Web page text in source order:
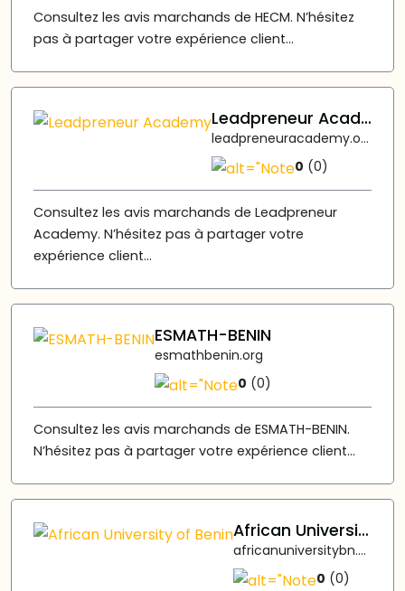
Consultez les avis marchands de HECM. N’hésitez
pas à partager votre expérience client...
Leadpreneur Academy
leadpreneuracademy.org
0 (0)
Consultez les avis marchands de Leadpreneur
Academy. N’hésitez pas à partager votre
expérience client...
ESMATH-BENIN
esmathbenin.org
0 (0)
Consultez les avis marchands de ESMATH-BENIN.
N’hésitez pas à partager votre expérience client...
African University of Benin
africanuniversitybn.edu.bj
0 (0)